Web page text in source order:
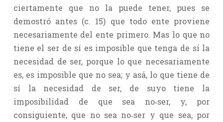
ciertamente que no la puede tener, pues se
demostró antes (c. 15) que todo ente proviene
necesariamente del ente primero. Mas lo que no
tiene el ser de sí es imposible que tenga de sí la
necesidad de ser, porque lo que necesariamente
es, es imposible que no sea; y asá, lo que tiene de
sí la necesidad de ser, de suyo tiene la
imposibilidad de que sea no‑ser, y, por
consiguiente, que no sea no‑ser y que sea, por